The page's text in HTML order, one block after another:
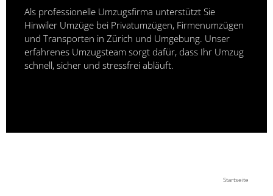
Als professionelle Umzugsfirma unterstützt Sie
Hinwiler Umzüge bei Privatumzügen, Firmenumzügen
und Transporten in Zürich und Umgebung. Unser
erfahrenes Umzugsteam sorgt dafür, dass Ihr Umzug
schnell, sicher und stressfrei abläuft.
Startseite